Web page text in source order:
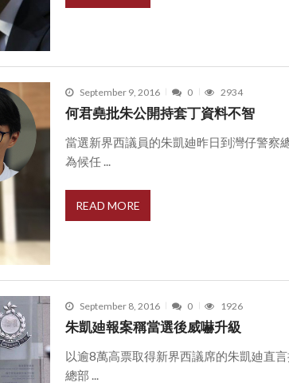
September 9, 2016 0 2934
何君堯批朱公開持套丁資料不智
當選新界西議員的朱凱廸昨日到灣仔警察
為候任 ...
READ MORE
September 8, 2016 0 1926
朱凱廸報案稱當選後威嚇升級
以逾8萬高票取得新界西議席的朱凱廸直
總部 ...